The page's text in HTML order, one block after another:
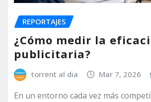
REPORTAJES
¿Cómo medir la
publicitaria?
torrent al dia Mar 7, 2026
En un entorno cada vez más